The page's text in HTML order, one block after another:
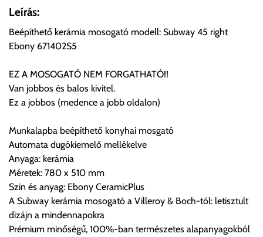
Önnek lehetősége van rendelését a beérkezést követően
ingyenesen átvenni Budapesti Cégcsoportunk Stúdiójában
előre egyeztetett időpontban.
Szállítási díjak:
úgy esetenként több lehetőséget ajánl fel a program. Kérjük, a
vásárolt árú figyelembevételével az önnek megfelelő szállítási
költséget válassza ki.
Amennyiben nem biztos választásában, vagy a program
automatikusan nem ajánl fel szállítási költséget, úgy válassza
a 0.- forintos szállítást, kollégáink megvizsgálják a vásárolt
termék adatait, majd visszaigazolják a szállítás költségét.
Leírás:
Beépíthető kerámia mosogató modell: Subway 45 right
Ebony 671402S5
EZ A MOSOGATÓ NEM FORGATHATÓ!!
Van jobbos és balos kivitel.
Ez a jobbos (medence a jobb oldalon)
Munkalapba beépíthető konyhai mosgató
Automata dugókiemelő mellékelve
Anyaga: kerámia
Méretek: 780 x 510 mm
Szin és anyag: Ebony CeramicPlus
A Subway kerámia mosogató a Villeroy & Boch-tól: letisztult
dizájn a mindennapokra
Prémium minőségű, 100%-ban természetes alapanyagokból